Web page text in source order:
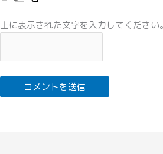
上に表示された文字を入力してください